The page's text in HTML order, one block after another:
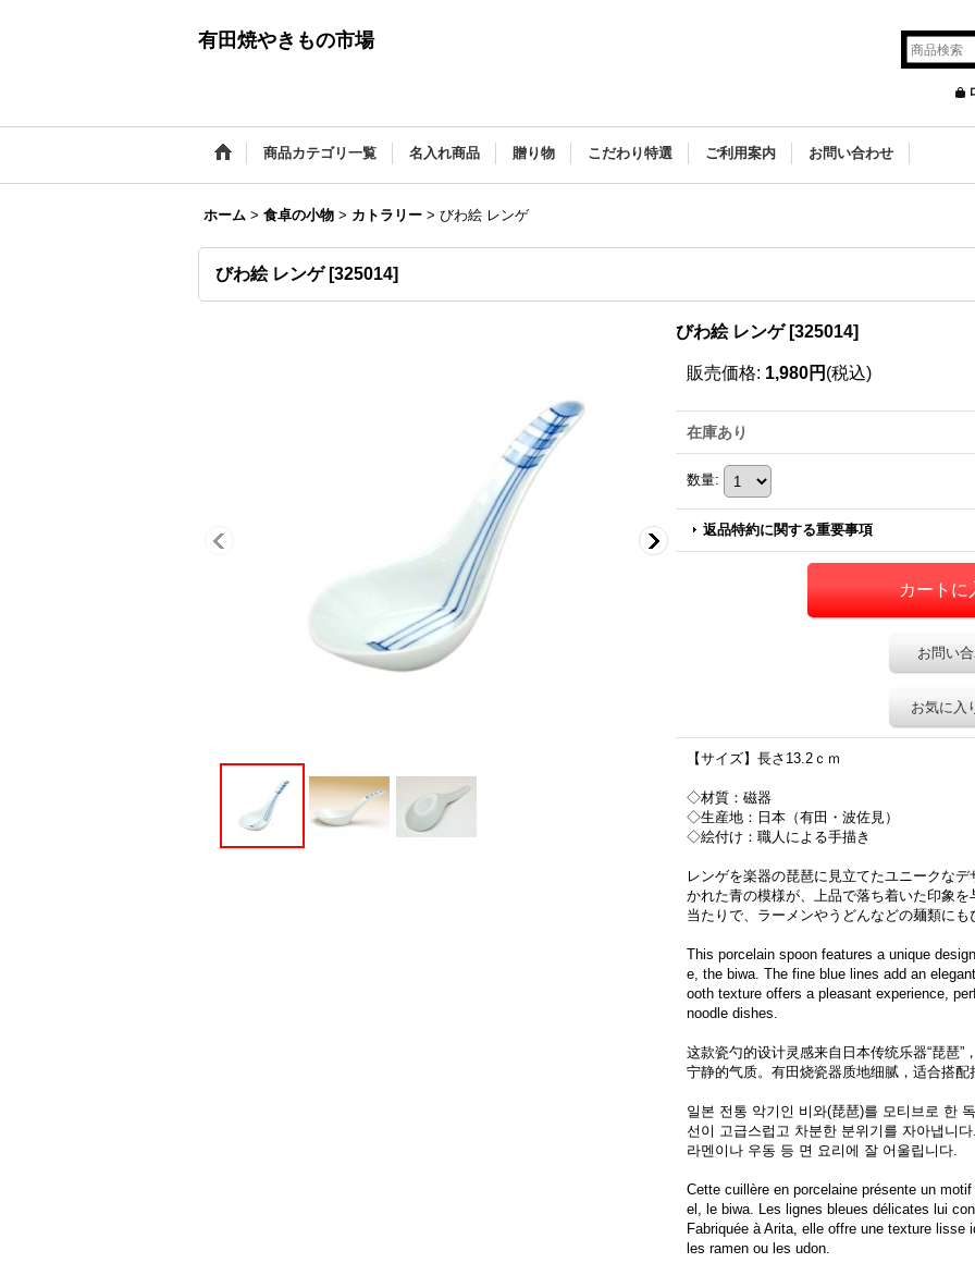
有田焼やきもの市場
商品カテゴリ一覧 名入れ商品 贈り物 こだわり特選 ご利用案内 お問い合わせ
ホーム > 食卓の小物 > カトラリー > びわ絵 レンゲ
びわ絵 レンゲ [325014]
びわ絵 レンゲ [325014]
販売価格: 1,980円 (税込)
在庫あり
数量:
返品特約に関する重要事項
お問い
お気に入
【サイズ】長さ13.2ｃｍ
◇材質：磁器
◇生産地：日本（有田・波佐見）
◇絵付け：職人による手描き
レンゲを楽器の琵琶に見立てたユニークな
かれた青の模様が、上品で落ち着いた印象
当たりで、ラーメンやうどんなどの麺類にも
This porcelain spoon features a unique
e, the biwa. The fine blue lines add an
ooth texture offers a pleasant experience,
noodle dishes.
这款瓷勺的设计灵感来自日本传统乐器“琵琶
宁静的气质。有田烧瓷器质地细腻，适合搭
일본 전통 악기인 비와(琵琶)를 모티브로 한
선이 고급스럽고 차분한 분위기를 자아냅니
라멘이나 우동 등 면 요리에 잘 어울립니다.
Cette cuillère en porcelaine présente un
el, le biwa. Les lignes bleues délicates lui
Fabriquée à Arita, elle offre une texture lisse
les ramen ou les udon.